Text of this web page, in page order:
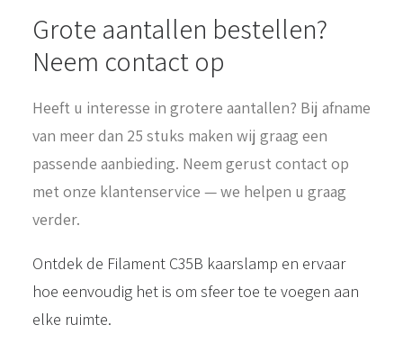
Grote aantallen bestellen?
Neem contact op
Heeft u interesse in grotere aantallen? Bij afname
van meer dan 25 stuks maken wij graag een
passende aanbieding. Neem gerust contact op
met onze klantenservice — we helpen u graag
verder.
Ontdek de Filament C35B kaarslamp en ervaar
hoe eenvoudig het is om sfeer toe te voegen aan
elke ruimte.